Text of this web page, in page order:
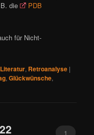
die
PDB
für Nicht-
Literatur, Retroanalyse |
,Glückwünsche,
1